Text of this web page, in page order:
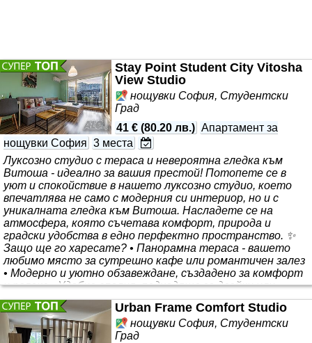
Stay Point Student City Vitosha
View Studio
нощувки София, Студентски
Град
41 € (80.20 лв.) Апартамент за
нощувки София 3 места
Луксозно студио с тераса и невероятна гледка към
Витоша - идеално за вашия престой! Потопете се в
уют и спокойствие в нашето луксозно студио, което
впечатлява не само с модерния си интериор, но и с
уникалната гледка към Витоша. Насладете се на
атмосфера, която съчетава комфорт, природа и
градски удобства в едно перфектно пространство. ✨
Защо ще го харесате? • Панорамна тераса - вашето
любимо място за сутрешно кафе или романтичен залез
• Модерно и уютно обзавеждане, създадено за комфорт
и релакс • Удобна спалня, подходяща за двойки или
гости, търсещи спокойствие • Smart TV и
високоскоростен
Urban Frame Comfort Studio
нощувки София, Студентски
Град